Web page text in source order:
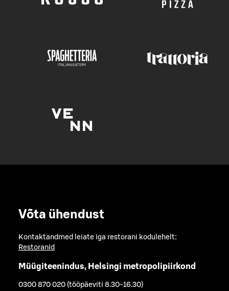
Võta ühendust
Kontaktandmed leiate iga restorani kodulehelt:
Restoranid
Müügiteenindus, Helsingi metropolipiirkond
0300 870 020 (tööpäeviti 8.30-16.30)